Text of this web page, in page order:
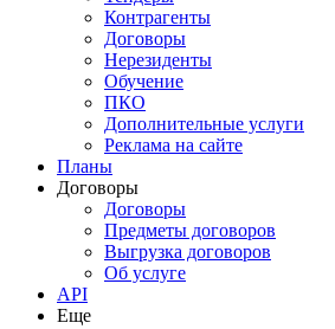
Контрагенты
Договоры
Нерезиденты
Обучение
ПКО
Дополнительные услуги
Реклама на сайте
Планы
Договоры
Договоры
Предметы договоров
Выгрузка договоров
Об услуге
API
Еще